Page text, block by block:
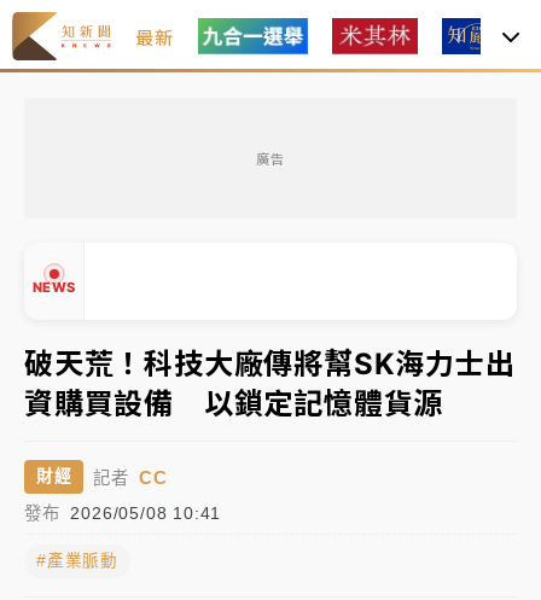
最新
廣告
NEWS
中信慈善基金會想增加董事人數！辜仲諒向法院聲請遭
駁 理由曝光
故宮《龍藏經》特展第2檔！今線上預約開賣一度塞車
周六起展出延長至晚上7時
台東農業處長涉圖利渡假村！東檢抗告成功 今重開羈
父親節泡湯了！中颱白海豚雨彈轟3天 「紅到發紫」降
雨熱區曝
破天荒！科技大廠傳將幫SK海力士出
資購買設備 以鎖定記憶體貨源
財經 記者 CC
發布 2026/05/08 10:41
#產業脈動